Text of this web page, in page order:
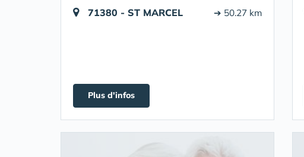
71380 - ST MARCEL ➔ 50.27 km
Plus d'infos